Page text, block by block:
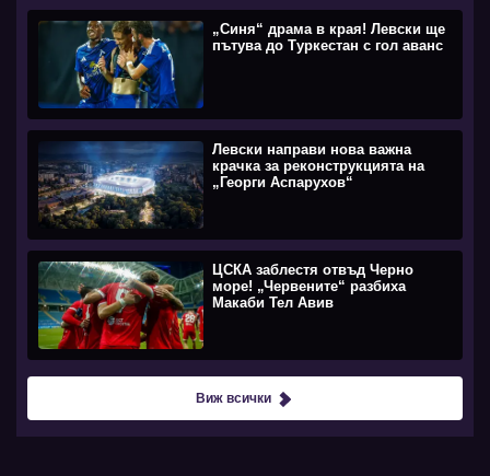
„Синя“ драма в края! Левски ще
пътува до Туркестан с гол аванс
Левски направи нова важна
крачка за реконструкцията на
„Георги Аспарухов“
ЦСКА заблестя отвъд Черно
море! „Червените“ разбиха
Макаби Тел Авив
Виж всички